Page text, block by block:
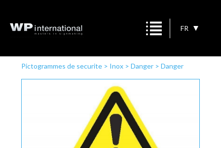
FR
Pictogrammes de securite> Inox> Danger> Danger